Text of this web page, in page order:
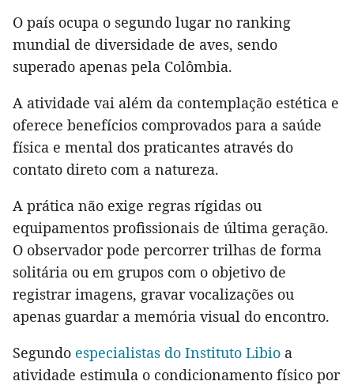
O país ocupa o segundo lugar no ranking
mundial de diversidade de aves, sendo
superado apenas pela Colômbia.
A atividade vai além da contemplação estética e
oferece benefícios comprovados para a saúde
física e mental dos praticantes através do
contato direto com a natureza.
A prática não exige regras rígidas ou
equipamentos profissionais de última geração.
O observador pode percorrer trilhas de forma
solitária ou em grupos com o objetivo de
registrar imagens, gravar vocalizações ou
apenas guardar a memória visual do encontro.
Segundo especialistas do Instituto Libio a
atividade estimula o condicionamento físico por